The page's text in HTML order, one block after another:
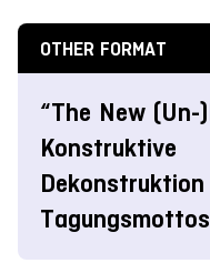
OTHER FORMAT
“The New
Konstruktive
Dekonstruktion